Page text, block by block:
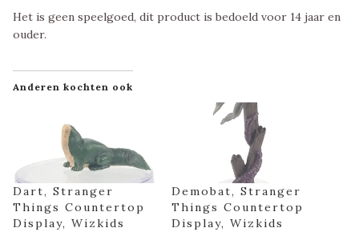
Het is geen speelgoed, dit product is bedoeld voor 14 jaar en
ouder.
Anderen kochten ook
Dart, Stranger
Things Countertop
Display, Wizkids
Demobat, Stranger
Things Countertop
Display, Wizkids